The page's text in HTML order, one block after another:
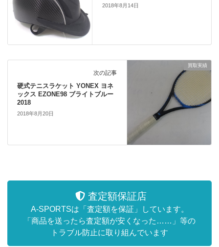
2018年8月14日
買取実績
次の記事
硬式テニスラケット YONEX ヨネ
ックス EZONE98 ブライトブルー
2018
2018年8月20日
査定額保証店
A-SPORTSは「査定額を保証」しています。
「商品を送ったら査定額が安くなった……」等の
トラブル防止に取り組んでいます